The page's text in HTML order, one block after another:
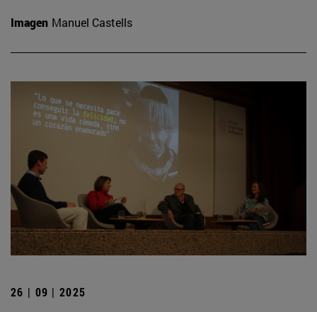
Imagen Manuel Castells
26 | 09 | 2025